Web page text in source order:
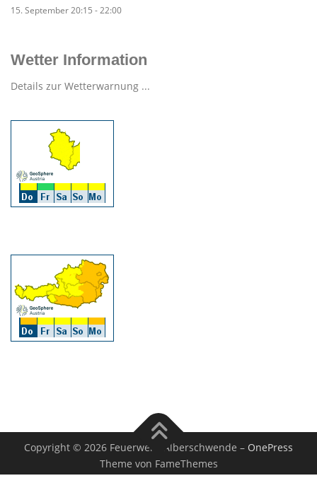
15. September 20:15 -22:00
Wetter Information
Details zur Wetterwarnung ...
Copyright © 2026 Feuerwehr Alberschwende – OnePress
Theme von FameThemes